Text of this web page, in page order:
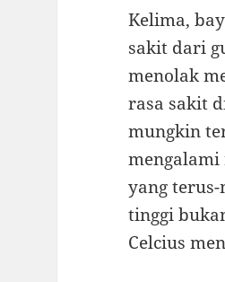
Kelima,
sakit dari
menolak
rasa sakit
mungkin
yang
tinggi
Celcius